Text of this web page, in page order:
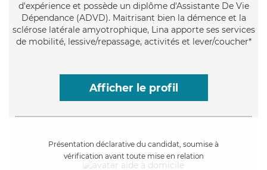
d'expérience et possède un diplôme d'Assistante De Vie
Dépendance (ADVD). Maitrisant bien la démence et la
sclérose latérale amyotrophique, Lina apporte ses services
de mobilité, lessive/repassage, activités et lever/coucher*
Afficher le profil
Présentation déclarative du candidat, soumise à
vérification avant toute mise en relation